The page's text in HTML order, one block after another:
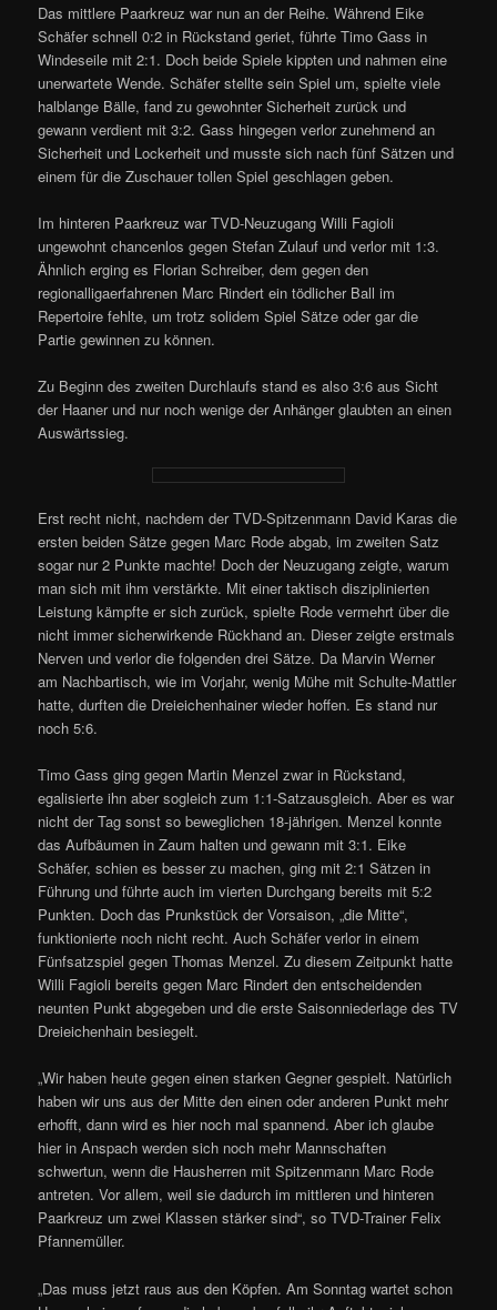
Das mittlere Paarkreuz war nun an der Reihe. Während Eike
Schäfer schnell 0:2 in Rückstand geriet, führte Timo Gass in
Windeseile mit 2:1. Doch beide Spiele kippten und nahmen eine
unerwartete Wende. Schäfer stellte sein Spiel um, spielte viele
halblange Bälle, fand zu gewohnter Sicherheit zurück und
gewann verdient mit 3:2. Gass hingegen verlor zunehmend an
Sicherheit und Lockerheit und musste sich nach fünf Sätzen und
einem für die Zuschauer tollen Spiel geschlagen geben.
Im hinteren Paarkreuz war TVD-Neuzugang Willi Fagioli
ungewohnt chancenlos gegen Stefan Zulauf und verlor mit 1:3.
Ähnlich erging es Florian Schreiber, dem gegen den
regionalligaerfahrenen Marc Rindert ein tödlicher Ball im
Repertoire fehlte, um trotz solidem Spiel Sätze oder gar die
Partie gewinnen zu können.
Zu Beginn des zweiten Durchlaufs stand es also 3:6 aus Sicht
der Haaner und nur noch wenige der Anhänger glaubten an einen
Auswärtssieg.
Erst recht nicht, nachdem der TVD-Spitzenmann David Karas die
ersten beiden Sätze gegen Marc Rode abgab, im zweiten Satz
sogar nur 2 Punkte machte! Doch der Neuzugang zeigte, warum
man sich mit ihm verstärkte. Mit einer taktisch disziplinierten
Leistung kämpfte er sich zurück, spielte Rode vermehrt über die
nicht immer sicherwirkende Rückhand an. Dieser zeigte erstmals
Nerven und verlor die folgenden drei Sätze. Da Marvin Werner
am Nachbartisch, wie im Vorjahr, wenig Mühe mit Schulte-Mattler
hatte, durften die Dreieichenhainer wieder hoffen. Es stand nur
noch 5:6.
Timo Gass ging gegen Martin Menzel zwar in Rückstand,
egalisierte ihn aber sogleich zum 1:1-Satzausgleich. Aber es war
nicht der Tag sonst so beweglichen 18-jährigen. Menzel konnte
das Aufbäumen in Zaum halten und gewann mit 3:1. Eike
Schäfer, schien es besser zu machen, ging mit 2:1 Sätzen in
Führung und führte auch im vierten Durchgang bereits mit 5:2
Punkten. Doch das Prunkstück der Vorsaison, „die Mitte“,
funktionierte noch nicht recht. Auch Schäfer verlor in einem
Fünfsatzspiel gegen Thomas Menzel. Zu diesem Zeitpunkt hatte
Willi Fagioli bereits gegen Marc Rindert den entscheidenden
neunten Punkt abgegeben und die erste Saisonniederlage des TV
Dreieichenhain besiegelt.
„Wir haben heute gegen einen starken Gegner gespielt. Natürlich
haben wir uns aus der Mitte den einen oder anderen Punkt mehr
erhofft, dann wird es hier noch mal spannend. Aber ich glaube
hier in Anspach werden sich noch mehr Mannschaften
schwertun, wenn die Hausherren mit Spitzenmann Marc Rode
antreten. Vor allem, weil sie dadurch im mittleren und hinteren
Paarkreuz um zwei Klassen stärker sind“, so TVD-Trainer Felix
Pfannemüller.
„Das muss jetzt raus aus den Köpfen. Am Sonntag wartet schon